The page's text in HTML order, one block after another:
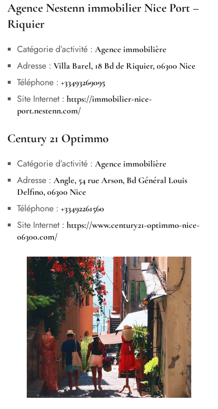
Agence Nestenn immobilier Nice Port –
Riquier
Catégorie d’activité : Agence immobilière
Adresse : Villa Barel, 18 Bd de Riquier, 06300 Nice
Téléphone : +33493269095
Site Internet : https://immobilier-nice-
port.nestenn.com/
Century 21 Optimmo
Catégorie d’activité : Agence immobilière
Adresse : Angle, 54 rue Arson, Bd Général Louis
Delfino, 06300 Nice
Téléphone : +33492261560
Site Internet : https://www.century21-optimmo-nice-
06300.com/